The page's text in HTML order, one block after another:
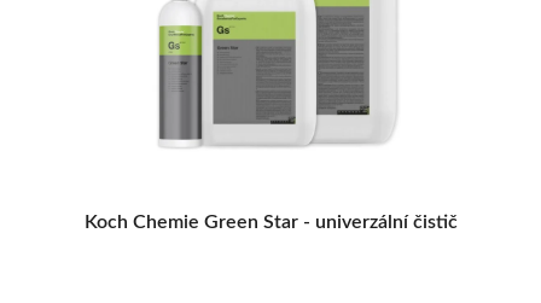
Koch Chemie Green Star - univerzální čistič